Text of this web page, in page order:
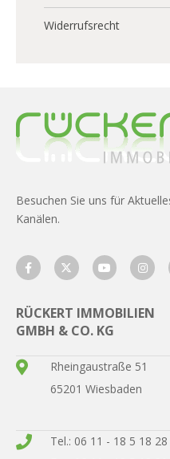
Widerrufsrecht
Besuchen Sie uns für
Kanälen.
RÜCKERT IMMOBILIEN
GMBH & CO. KG
Rheingaustraße 51
65201 Wiesbaden
Tel.: 06 11 - 18 5 18 28